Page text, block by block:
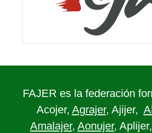
FAJER es la federación
Acojer, Agrajer, Ajijer,
Amalajer, Aonujer, Aplijer,